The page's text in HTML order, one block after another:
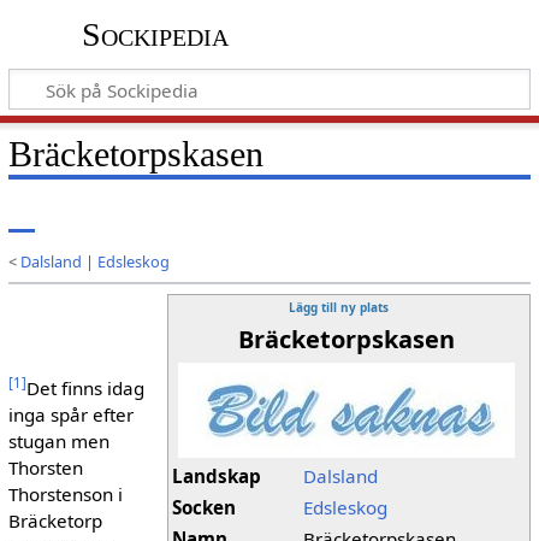
Sockipedia
Bräcketorpskasen
< Dalsland | Edsleskog
Lägg till ny plats
Bräcketorpskasen
Landskap
Dalsland
Socken
Edsleskog
[1 ]Det finns idag
inga spår efter
stugan men
Thorsten
Thorstenson i
Bräcketorp